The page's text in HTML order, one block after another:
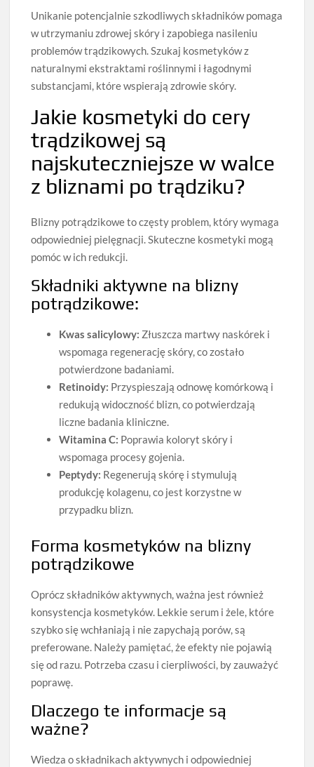
Unikanie potencjalnie szkodliwych składników pomaga
w utrzymaniu zdrowej skóry i zapobiega nasileniu
problemów trądzikowych. Szukaj kosmetyków z
naturalnymi ekstraktami roślinnymi i łagodnymi
substancjami, które wspierają zdrowie skóry.
Jakie kosmetyki do cery
trądzikowej są
najskuteczniejsze w walce
z bliznami po trądziku?
Blizny potrądzikowe to częsty problem, który wymaga
odpowiedniej pielęgnacji. Skuteczne kosmetyki mogą
pomóc w ich redukcji.
Składniki aktywne na blizny
potrądzikowe:
Kwas salicylowy: Złuszcza martwy naskórek i
wspomaga regenerację skóry, co zostało
potwierdzone badaniami.
Retinoidy: Przyspieszają odnowę komórkową i
redukują widoczność blizn, co potwierdzają
liczne badania kliniczne.
Witamina C: Poprawia koloryt skóry i
wspomaga procesy gojenia.
Peptydy: Regenerują skórę i stymulują
produkcję kolagenu, co jest korzystne w
przypadku blizn.
Forma kosmetyków na blizny
potrądzikowe
Oprócz składników aktywnych, ważna jest również
konsystencja kosmetyków. Lekkie serum i żele, które
szybko się wchłaniają i nie zapychają porów, są
preferowane. Należy pamiętać, że efekty nie pojawią
się od razu. Potrzeba czasu i cierpliwości, by zauważyć
poprawę.
Dlaczego te informacje są
ważne?
Wiedza o składnikach aktywnych i odpowiedniej